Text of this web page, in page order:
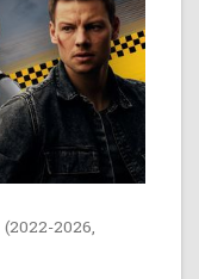
(2022-2026,